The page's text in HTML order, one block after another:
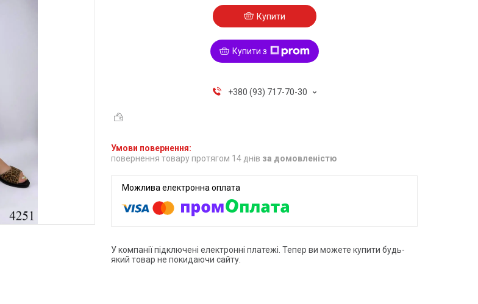
Купити
Купити з
+380 (93) 717-70-30
повернення товару протягом 14 днів за домовленістю
У компанії підключені електронні платежі. Тепер ви можете купити будь-
який товар не покидаючи сайту.